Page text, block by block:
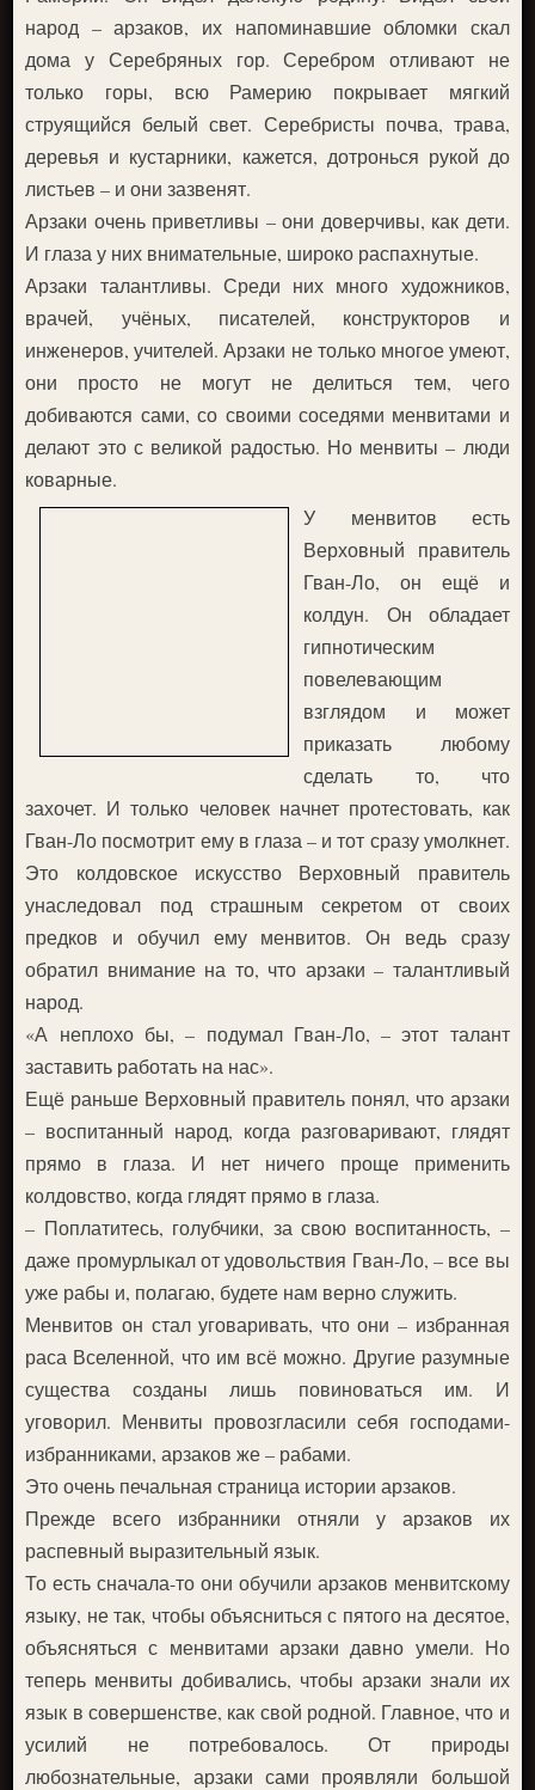
народ – арзаков, их напоминавшие обломки скал
дома у Серебряных гор. Серебром отливают не
только горы, всю Рамерию покрывает мягкий
струящийся белый свет. Серебристы почва, трава,
деревья и кустарники, кажется, дотронься рукой до
листьев – и они зазвенят.
Арзаки очень приветливы – они доверчивы, как дети.
И глаза у них внимательные, широко распахнутые.
Арзаки талантливы. Среди них много художников,
врачей, учёных, писателей, конструкторов и
инженеров, учителей. Арзаки не только многое умеют,
они просто не могут не делиться тем, чего
добиваются сами, со своими соседями менвитами и
делают это с великой радостью. Но менвиты – люди
коварные.
У менвитов есть
Верховный правитель
Гван-Ло, он ещё и
колдун. Он обладает
гипнотическим
повелевающим
взглядом и может
приказать любому
сделать то, что
захочет. И только человек начнет протестовать, как
Гван-Ло посмотрит ему в глаза – и тот сразу умолкнет.
Это колдовское искусство Верховный правитель
унаследовал под страшным секретом от своих
предков и обучил ему менвитов. Он ведь сразу
обратил внимание на то, что арзаки – талантливый
народ.
«А неплохо бы, – подумал Гван-Ло, – этот талант
заставить работать на нас».
Ещё раньше Верховный правитель понял, что арзаки
– воспитанный народ, когда разговаривают, глядят
прямо в глаза. И нет ничего проще применить
колдовство, когда глядят прямо в глаза.
– Поплатитесь, голубчики, за свою воспитанность, –
даже промурлыкал от удовольствия Гван-Ло, – все вы
уже рабы и, полагаю, будете нам верно служить.
Менвитов он стал уговаривать, что они – избранная
раса Вселенной, что им всё можно. Другие разумные
существа созданы лишь повиноваться им. И
уговорил. Менвиты провозгласили себя господами-
избранниками, арзаков же – рабами.
Это очень печальная страница истории арзаков.
Прежде всего избранники отняли у арзаков их
распевный выразительный язык.
То есть сначала-то они обучили арзаков менвитскому
языку, не так, чтобы объясниться с пятого на десятое,
объясняться с менвитами арзаки давно умели. Но
теперь менвиты добивались, чтобы арзаки знали их
язык в совершенстве, как свой родной. Главное, что и
усилий не потребовалось. От природы
любознательные, арзаки сами проявляли большой